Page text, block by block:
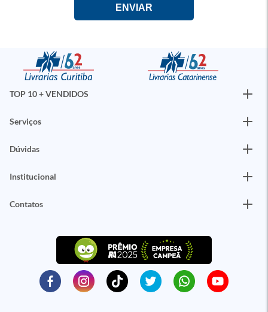
TOP 10 + VENDIDOS
Serviços
Dúvidas
Institucional
Contatos